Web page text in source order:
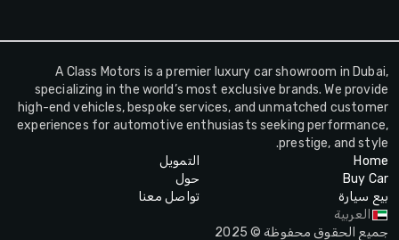
A Class Motors is a premier luxury car showroom in Dubai,
specializing in the world’s most exclusive brands. We provide
high-end vehicles, bespoke services, and unmatched customer
experiences for automotive enthusiasts seeking performance,
prestige, and style.
Home
Buy Car
بيع سيارة
التمويل
حول
تواصل معنا
العربية
جميع الحقوق محفوظة © 2025